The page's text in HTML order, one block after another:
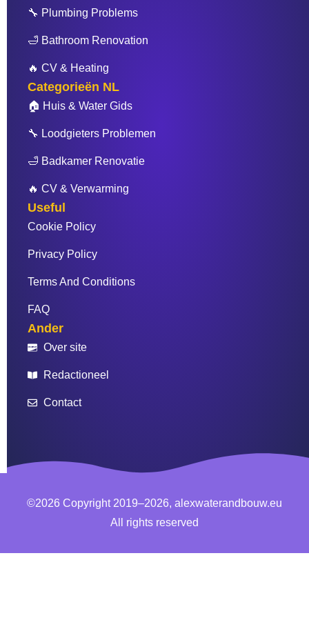
k
s
🔧 Plumbing Problems
🛁 Bathroom Renovation
🔥 CV & Heating
Categorieën NL
🏠 Huis & Water Gids
🔧 Loodgieters Problemen
🛁 Badkamer Renovatie
🔥 CV & Verwarming
Useful
Cookie Policy
Privacy Policy
Terms And Conditions
FAQ
Ander
Over site
Redactioneel
Contact
©2026 Copyright 2019–2026, alexwaterandbouw.eu
All rights reserved